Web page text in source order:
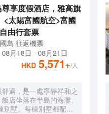
尊享度假酒店，雅高旗
<太陽富國航空>富國
由行套票
島 往返機票
08月18日 - 08月21日
HKD 5,571+/人
適，是一處寧靜祥和之
店坐落在半島的海灘、
別墅。每棟別墅都配有